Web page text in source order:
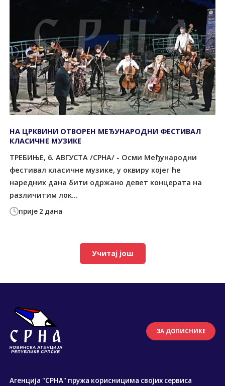
прије 2 дана
НА ЦРКВИНИ ОТВОРЕН МЕЂУНАРОДНИ ФЕСТИВАЛ
КЛАСИЧНЕ МУЗИКЕ
ТРЕБИЊЕ, 6. АВГУСТА /СРНА/ - Осми Међународни
фестивал класичне музике, у оквиру којег ће
наредних дана бити одржано девет концерата на
различитим лок...
Учитај још
ЗА ДОПИСНИКЕ
Агенција "СРНА" пружа корисницима својих сервиса